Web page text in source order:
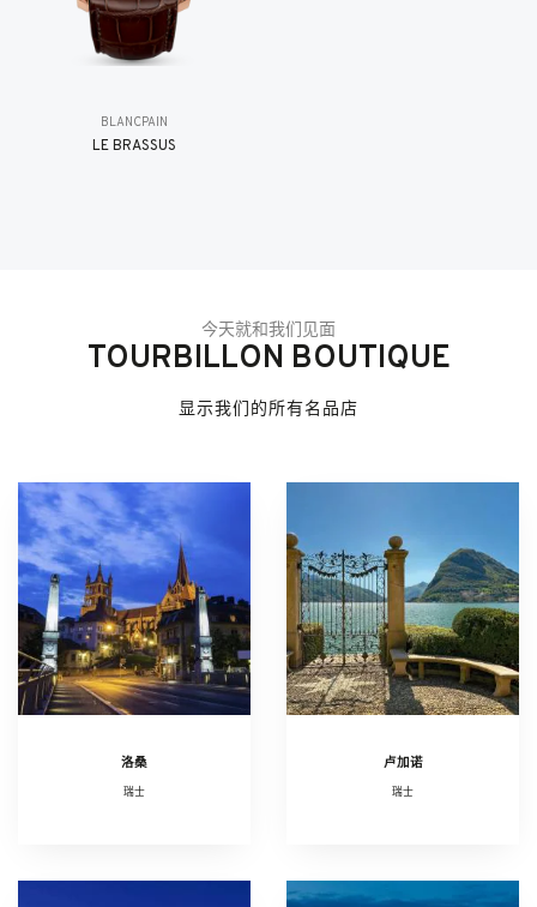
BLANCPAIN
LE BRASSUS
今天就和我们见面
TOURBILLON BOUTIQUE
显示我们的所有名品店
洛桑
瑞士
卢加诺
瑞士